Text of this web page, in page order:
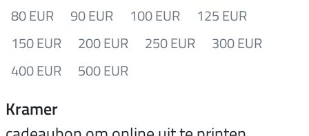
80 EUR
90 EUR 100 EUR
125 EUR
150 EUR
200 EUR 250 EUR
300 EUR
400 EUR
500 EUR
Kramer